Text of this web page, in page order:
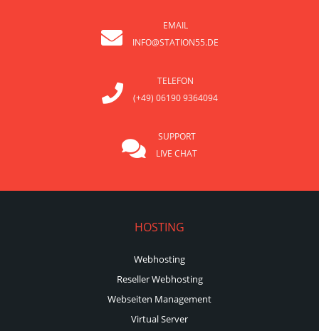
EMAIL
INFO@STATION55.DE
TELEFON
(+49) 06190 9364094
SUPPORT
LIVE CHAT
HOSTING
Webhosting
Reseller Webhosting
Webseiten Management
Virtual Server